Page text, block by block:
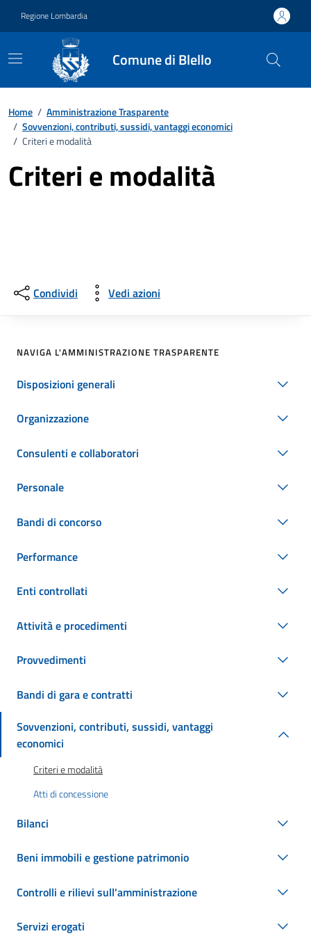
Regione Lombardia
Comune di Blello
Home / Amministrazione Trasparente
/ Sovvenzioni, contributi, sussidi, vantaggi economici
/ Criteri e modalità
Criteri e modalità
Condividi Vedi azioni
NAVIGA L'AMMINISTRAZIONE TRASPARENTE
Disposizioni generali
Organizzazione
Consulenti e collaboratori
Personale
Bandi di concorso
Performance
Enti controllati
Attività e procedimenti
Provvedimenti
Bandi di gara e contratti
Sovvenzioni, contributi, sussidi, vantaggi
economici
Criteri e modalità
Atti di concessione
Bilanci
Beni immobili e gestione patrimonio
Controlli e rilievi sull'amministrazione
Servizi erogati